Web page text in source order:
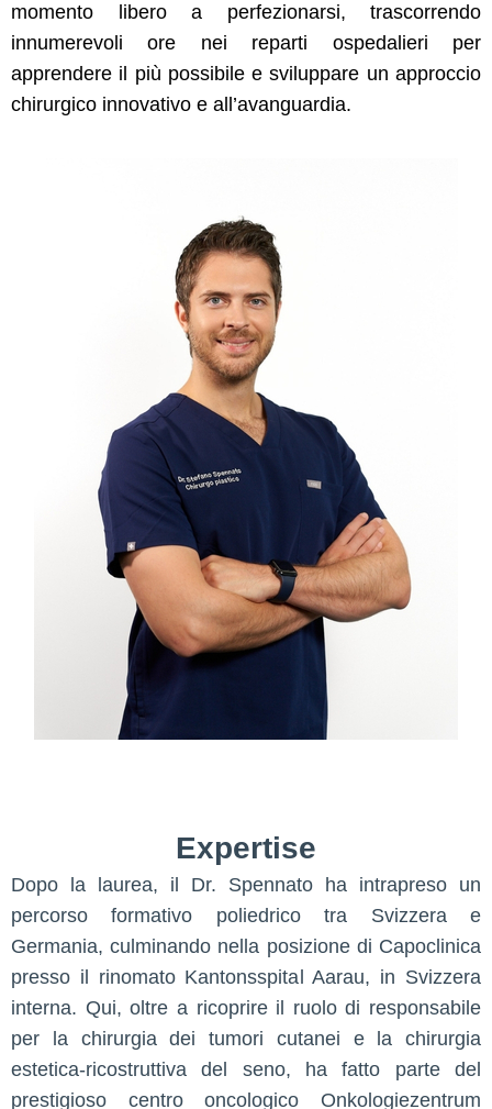
momento libero a perfezionarsi, trascorrendo
innumerevoli ore nei reparti ospedalieri per
apprendere il più possibile e sviluppare un approccio
chirurgico innovativo e all’avanguardia.
Expertise
Dopo la laurea, il Dr. Spennato ha intrapreso un
percorso formativo poliedrico tra Svizzera e
Germania, culminando nella posizione di Capoclinica
presso il rinomato Kantonsspital Aarau, in Svizzera
interna. Qui, oltre a ricoprire il ruolo di responsabile
per la chirurgia dei tumori cutanei e la chirurgia
estetica-ricostruttiva del seno, ha fatto parte del
prestigioso centro oncologico Onkologiezentrum